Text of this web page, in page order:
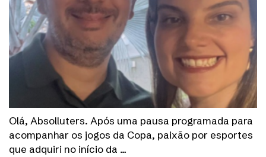
Olá, Absolluters. Após uma pausa programada para
acompanhar os jogos da Copa, paixão por esportes
que adquiri no início da …